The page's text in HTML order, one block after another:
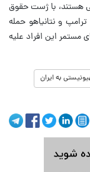
هستند، با ژست حقوق
و نتانیاهو حمله
مستمر این افراد علیه
به ایران